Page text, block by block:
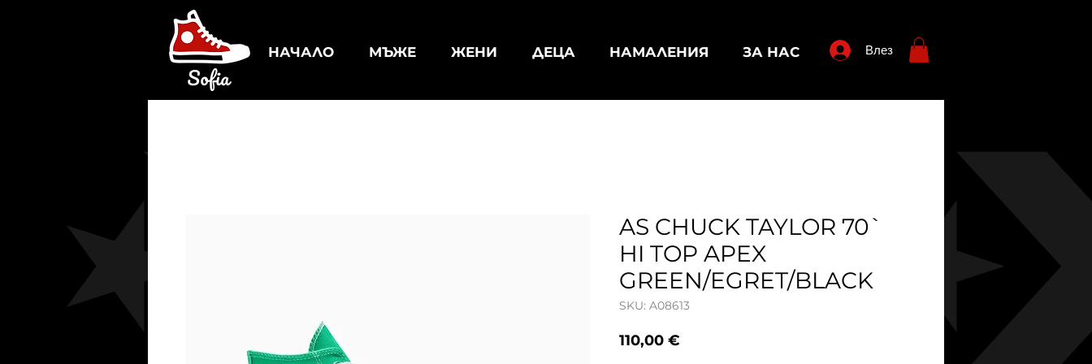
НАЧАЛО МЪЖЕ ЖЕНИ ДЕЦА НАМАЛЕНИЯ ЗА НАС Влез
AS CHUCK TAYLOR 70`
HI TOP APEX
GREEN/EGRET/BLACK
SKU: A08613
110,00 €